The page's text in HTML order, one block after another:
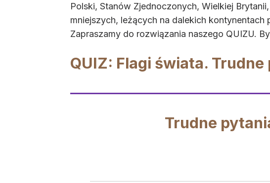
Polski, Stanów Zjednoczonych, Wielkiej
mniejszych, leżących na dalekich
Zapraszamy do rozwiązania naszego QUIZU.
QUIZ: Flagi świata.
Trudne